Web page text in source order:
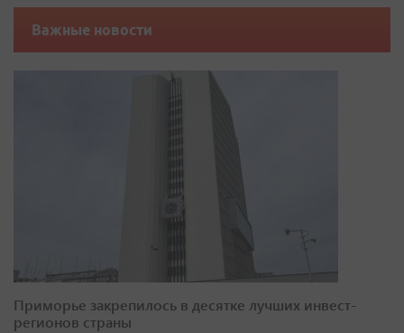
Важные новости
Приморье закрепилось в десятке лучших инвест-
регионов страны